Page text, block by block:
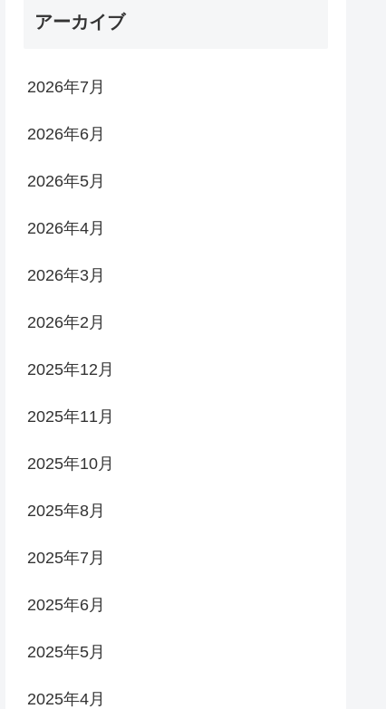
アーカイブ
2026年7月
2026年6月
2026年5月
2026年4月
2026年3月
2026年2月
2025年12月
2025年11月
2025年10月
2025年8月
2025年7月
2025年6月
2025年5月
2025年4月